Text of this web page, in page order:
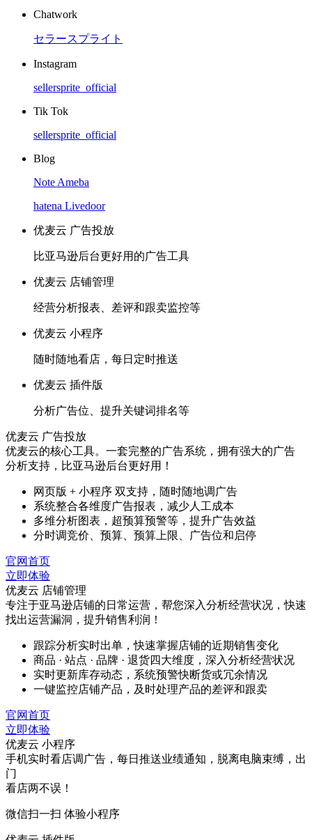
Chatwork
セラースプライト
Instagram
sellersprite_official
Tik Tok
sellersprite_official
Blog
Note Ameba
hatena Livedoor
优麦云 广告投放
比亚马逊后台更好用的广告工具
优麦云 店铺管理
经营分析报表、差评和跟卖监控等
优麦云 小程序
随时随地看店，每日定时推送
优麦云 插件版
分析广告位、提升关键词排名等
优麦云 广告投放
优麦云的核心工具。一套完整的广告系统，拥有强大的广告
分析支持，比亚马逊后台更好用！
网页版 + 小程序 双支持，随时随地调广告
系统整合各维度广告报表，减少人工成本
多维分析图表，超预算预警等，提升广告效益
分时调竞价、预算、预算上限、广告位和启停
官网首页
立即体验
优麦云 店铺管理
专注于亚马逊店铺的日常运营，帮您深入分析经营状况，快速
找出运营漏洞，提升销售利润！
跟踪分析实时出单，快速掌握店铺的近期销售变化
商品 · 站点 · 品牌 · 退货四大维度，深入分析经营状况
实时更新库存动态，系统预警快断货或冗余情况
一键监控店铺产品，及时处理产品的差评和跟卖
官网首页
立即体验
优麦云 小程序
手机实时看店调广告，每日推送业绩通知，脱离电脑束缚，出
门
看店两不误！
微信扫一扫 体验小程序